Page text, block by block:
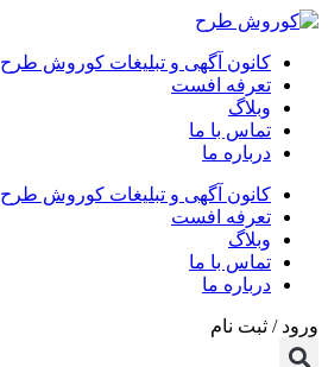
کانون آگهی و تبلیغات کوروش طرح
تعرفه افست
وبلاگ
تماس با ما
درباره ما
کانون آگهی و تبلیغات کوروش طرح
تعرفه افست
وبلاگ
تماس با ما
درباره ما
ورود / ثبت نام